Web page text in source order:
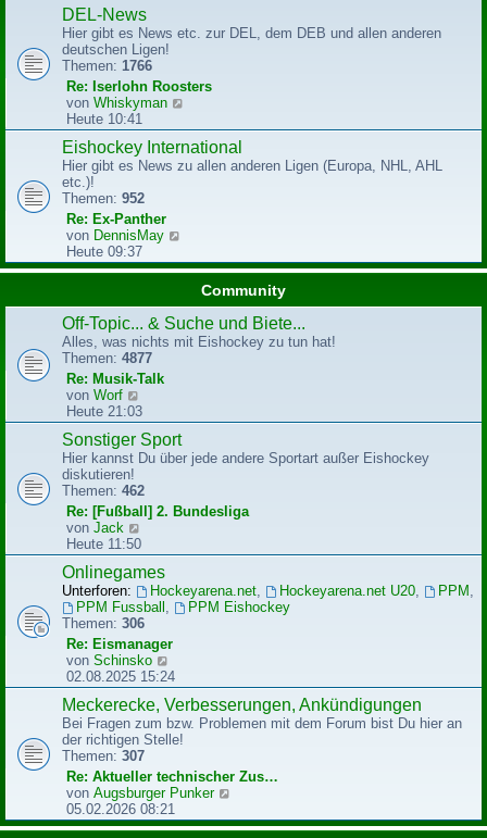
g
r
i
g
DEL-News
Hier gibt es News etc. zur DEL, dem DEB und allen anderen
deutschen Ligen!
Themen: 1766
Re: Iserlohn Roosters
von Whiskyman
u
e
s
i
g
Heute 10:41
Eishockey International
Hier gibt es News zu allen anderen Ligen (Europa, NHL, AHL
etc.)!
Themen: 952
Re: Ex-Panther
von DennisMay
u
t
e
r
a
g
Heute 09:37
Community
Off-Topic... & Suche und Biete...
Alles, was nichts mit Eishockey zu tun hat!
Themen: 4877
Re: Musik-Talk
von Worf
e
u
e
s
e
r
B
e
i
t
r
a
g
Heute 21:03
Sonstiger Sport
Hier kannst Du über jede andere Sportart außer Eishockey
diskutieren!
Themen: 462
Re: [Fußball] 2. Bundesliga
von Jack
e
u
e
s
t
e
r
B
e
i
t
r
a
g
Heute 11:50
Onlinegames
Unterforen: Hockeyarena.net, Hockeyarena.net U20, PPM ,
PPM Fussball ,
PPM Eishockey
Themen: 306
Re: Eismanager
von Schinsko
e
u
e
s
t
r
B
e
i
02.08.2025 15:24
Meckerecke, Verbesserungen, Ankündigungen
Bei Fragen zum bzw. Problemen mit dem Forum bist Du hier an
der richtigen Stelle!
Themen: 307
Re: Aktueller technischer Zus…
von Augsburger Punker
u
05.02.2026 08:21